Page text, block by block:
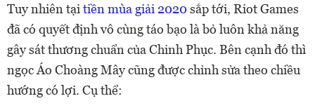
Tuy nhiên tại tiền mùa giải 2020 sắp tới, Riot Games
đã có quyết định vô cùng táo bạo là bỏ luôn khả năng
gây sát thương chuẩn của Chinh Phục. Bên cạnh đó thì
ngọc Áo Choàng Mây cũng được chỉnh sửa theo chiều
hướng có lợi. Cụ thể: